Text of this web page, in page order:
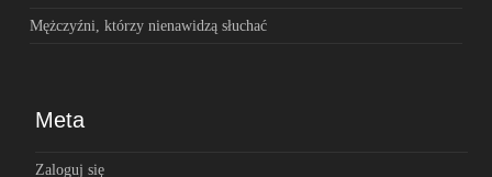
Mężczyźni, którzy nienawidzą słuchać
Meta
Zaloguj się